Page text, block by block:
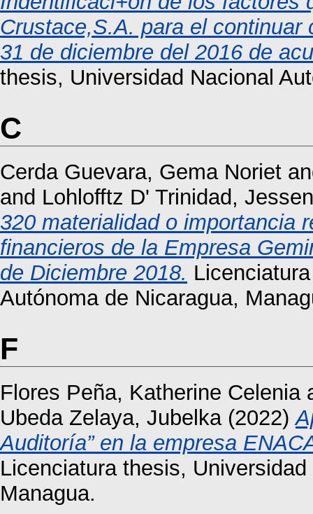
Crustace,S.A. para el
31 de diciembre del 2016 de
thesis, Universidad Nacional
C
Cerda Guevara, Gema Noriet
and Lohlofftz D' Trinidad,
320 materialidad o importancia
financieros de la Empresa
de Diciembre 2018.
Autónoma de Nicaragua,
F
Flores Peña, Katherine Celenia
Ubeda Zelaya, Jubelka(2022)
Auditoría” en la empresa
Licenciatura thesis,
Managua.